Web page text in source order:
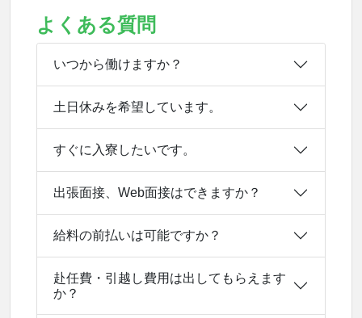
よくある質問
いつから働けますか？
土日休みを希望しています。
すぐに入寮したいです。
出張面接、Web面接はできますか？
給料の前払いは可能ですか？
赴任費・引越し費用は出してもらえます
か？